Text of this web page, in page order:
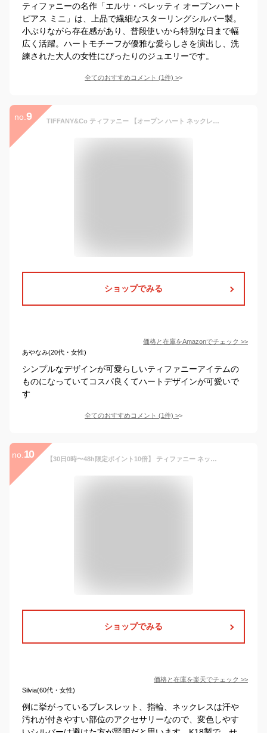
ティファニーの名作「エルサ・ペレッティ オープンハート
ピアス ミニ」は、上品で繊細なスターリングシルバー製。
小ぶりながら存在感があり、普段使いから特別な日まで幅
広く活躍。ハートモチーフが優雅な愛らしさを演出し、洗
練された大人の女性にぴったりのジュエリーです。
全てのおすすめコメント (1件) >
no. 9 TIFFANY&Co ティファニー 【オープン ハート ネックレス（ミニ）】 スターリングシルバー 並行輸入品 tpd1041
ショップでみる
価格と在庫をAmazonでチェック >>
あやなみ(20代・女性)
シンプルなデザインが可愛らしいティファニーアイテムの
ものになっていてコスパ良くてハートデザインが可愛いで
す
全てのおすすめコメント (1件) >
no. 10 【30日0時〜48h限定ポイント10倍】 ティファニー ネックレス TIFFANY 【tiffany-Tスマイル】 ペンダント スモール イエローゴールド 35189459 【お取り寄せ】
ショップでみる
価格と在庫を楽天でチェック >>
Silvia(60代・女性)
例に挙がっているブレスレット、指輪、ネックレスは汗や
汚れが付きやすい部位のアクセサリーなので、変色しやす